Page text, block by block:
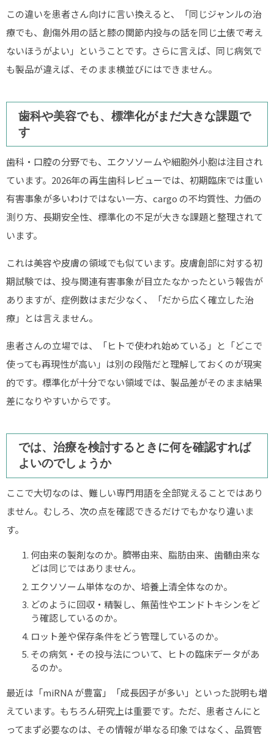
この違いを患者さん向けに言い換えると、「同じジャンルの治
療でも、創傷外用の話と膝の関節内投与の話を同じ土俵で考え
ないほうがよい」ということです。さらに言えば、同じ病気で
も製品が違えば、そのまま横並びにはできません。
歯科や美容でも、標準化がまだ大きな課題で
す
歯科・口腔の分野でも、エクソソームや細胞外小胞は注目され
ています。2026年の再生歯科レビューでは、初期臨床では重い
有害事象が多いわけではない一方、cargo の不均質性、力価の
測り方、長期安全性、標準化の不足が大きな課題と整理されて
います。
これは美容や皮膚の領域でも似ています。皮膚創部に対する初
期試験では、投与関連有害事象が目立たなかったという報告が
ありますが、症例数はまだ少なく、「だから広く確立した治
療」とは言えません。
患者さんの立場では、「ヒトで使われ始めている」と「どこで
使っても再現性が高い」は別の段階だと理解しておくのが現実
的です。標準化が十分でない領域では、製品差がそのまま結果
差になりやすいからです。
では、治療を検討するときに何を確認すれば
よいのでしょうか
ここで大切なのは、難しい専門用語を全部覚えることではあり
ません。むしろ、次の点を確認できるだけでもかなり違いま
す。
何由来の製剤なのか。臍帯由来、脂肪由来、歯髄由来な
どは同じではありません。
エクソソーム単体なのか、培養上清全体なのか。
どのように回収・精製し、無菌性やエンドトキシンをど
う確認しているのか。
ロット差や保存条件をどう管理しているのか。
その病気・その投与法について、ヒトの臨床データがあ
るのか。
最近は「miRNA が豊富」「成長因子が多い」といった説明も増
えています。もちろん研究上は重要です。ただ、患者さんにと
ってまず必要なのは、その情報が単なる印象ではなく、品質管